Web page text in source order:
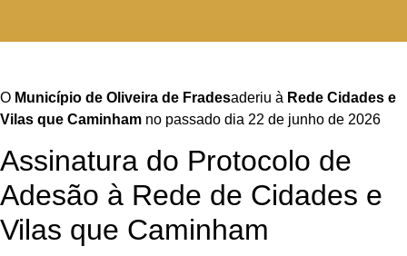
O Município de Oliveira de Fradesaderiu à Rede Cidades e
Vilas que Caminham no passado dia 22 de junho de 2026
Assinatura do Protocolo de
Adesão à Rede de Cidades e
Vilas que Caminham